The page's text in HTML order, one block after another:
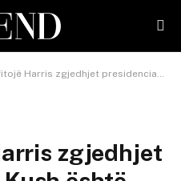
zgjedhjet presidenciale? Kush është demokratja, bijë e dy emigrantëve!
zgjedhjet